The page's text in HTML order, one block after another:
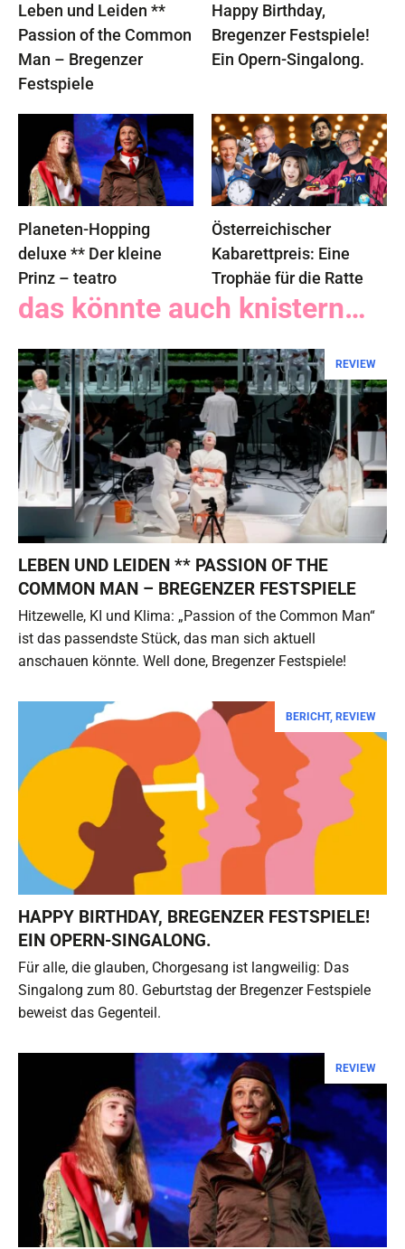
Leben und Leiden **
Passion of the Common
Man – Bregenzer
Festspiele
Happy Birthday,
Bregenzer Festspiele!
Ein Opern-Singalong.
Planeten-Hopping
deluxe ** Der kleine
Prinz – teatro
Österreichischer
Kabarettpreis: Eine
Trophäe für die Ratte
das könnte auch knistern…
REVIEW
LEBEN UND LEIDEN ** PASSION OF THE
COMMON MAN – BREGENZER FESTSPIELE
Hitzewelle, KI und Klima: „Passion of the Common Man“
ist das passendste Stück, das man sich aktuell
anschauen könnte. Well done, Bregenzer Festspiele!
BERICHT, REVIEW
HAPPY BIRTHDAY, BREGENZER FESTSPIELE!
EIN OPERN-SINGALONG.
Für alle, die glauben, Chorgesang ist langweilig: Das
Singalong zum 80. Geburtstag der Bregenzer Festspiele
beweist das Gegenteil.
REVIEW